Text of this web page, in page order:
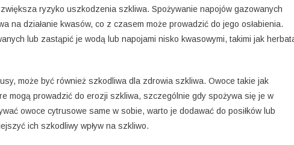
ryzyko uszkodzenia szkliwa. Spożywanie napojów gazowanych
na działanie kwasów, co z czasem może prowadzić do jego osłabienia.
lub zastąpić je wodą lub napojami nisko kwasowymi, takimi jak
może być również szkodliwa dla zdrowia szkliwa. Owoce takie jak
mogą prowadzić do erozji szkliwa, szczególnie gdy spożywa się je w
owoce cytrusowe same w sobie, warto je dodawać do posiłków lub
ich szkodliwy wpływ na szkliwo.